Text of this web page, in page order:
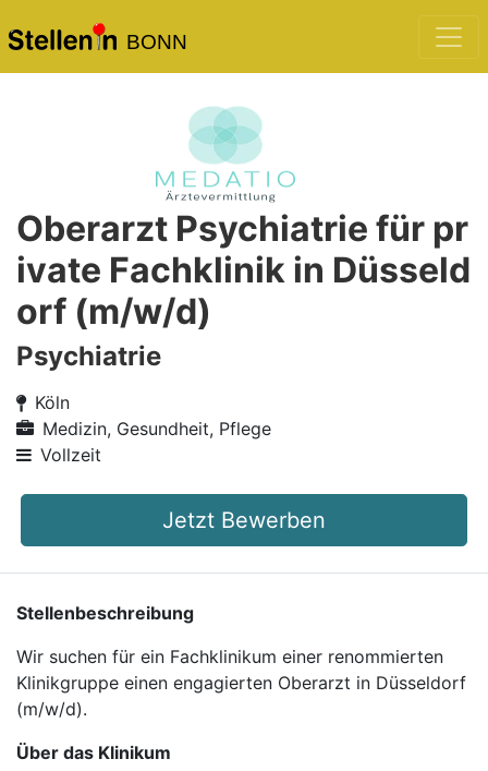
BONN
Oberarzt Psychiatrie für pr
ivate Fachklinik in Düsseld
orf (m/w/d)
Psychiatrie
Köln
Medizin, Gesundheit, Pflege
Vollzeit
Jetzt Bewerben
Stellenbeschreibung
Wir suchen für ein Fachklinikum einer renommierten
Klinikgruppe einen engagierten Oberarzt in Düsseldorf
(m/w/d).
Über das Klinikum